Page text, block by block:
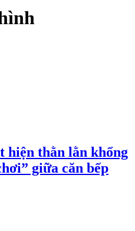
hiện thằn lằn khổng
giữa căn bếp